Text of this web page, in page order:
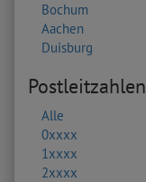
Bochum
Aachen
Duisburg
Postleitzahlen
Alle
0xxxx
1xxxx
2xxxx